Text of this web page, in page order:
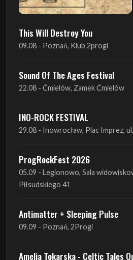
Sound Of The Ages Festival
22.08 - Ćmielów, Zamek Ćmielów
INO-ROCK FESTIVAL
29.08 - Inowrocław, Plac Imprez,
ProgRockFest 2026
Antimatter + Sleeping Pulse
09.09 - Poznań, 2Progi
Amelia Tokarska - Celtic Tales
10.09 - Rybnik, Teatr Ziemi Rybnickiej
Antimatter + Sleeping Pulse